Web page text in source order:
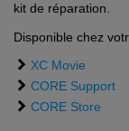
kit de réparation.
Disponible chez
XC Movie
CORE Support
CORE Store